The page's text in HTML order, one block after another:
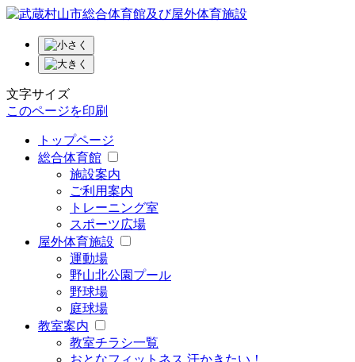
文字サイズ
このページを印刷
トップページ
総合体育館
施設案内
ご利用案内
トレーニング室
スポーツ広場
屋外体育施設
運動場
野山北公園プール
野球場
庭球場
教室案内
教室チラシ一覧
おとなフィットネス 汗かきたい！